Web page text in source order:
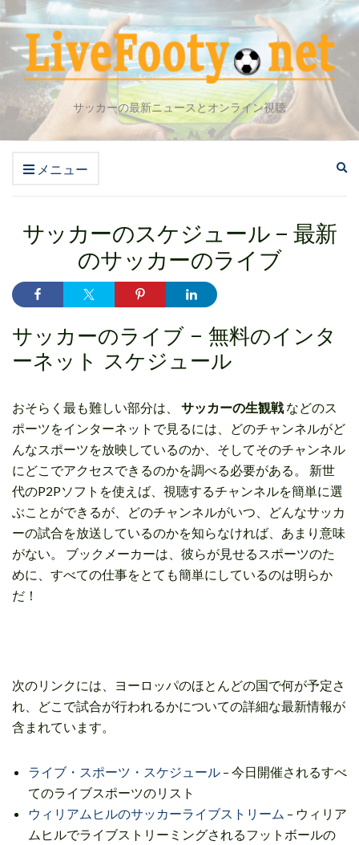
サッカーの最新ニュースとオンライン視聴
メニュー
サッカーのスケジュール – 最新
のサッカーのライブ
サッカーのライブ – 無料のインタ
ーネット スケジュール
おそらく最も難しい部分は、 サッカーの生観戦などのス
ポーツをインターネットで見るには、どのチャンネルがど
んなスポーツを放映しているのか、そしてそのチャンネル
にどこでアクセスできるのかを調べる必要がある。 新世
代のP2Pソフトを使えば、視聴するチャンネルを簡単に選
ぶことができるが、どのチャンネルがいつ、どんなサッカ
ーの試合を放送しているのかを知らなければ、あまり意味
がない。 ブックメーカーは、彼らが見せるスポーツのた
めに、すべての仕事をとても簡単にしているのは明らか
だ！
次のリンクには、ヨーロッパのほとんどの国で何が予定さ
れ、どこで試合が行われるかについての詳細な最新情報が
含まれています。
ライブ・スポーツ・スケジュール – 今日開催されるすべ
てのライブスポーツのリスト
ウィリアムヒルのサッカーライブストリーム – ウィリア
ムヒルでライブストリーミングされるフットボールの